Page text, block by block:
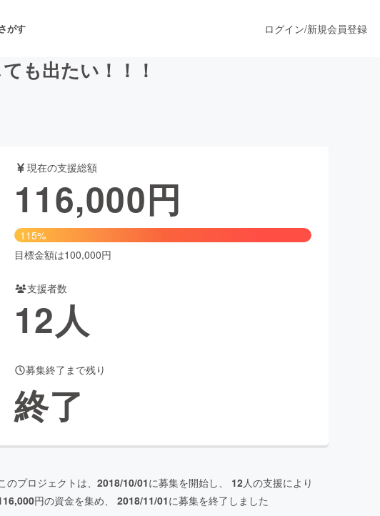
がす
ーマンス
ファッション
・ヘルスケア
ログイン/新規会員登録
も出たい！！！
現在の支援総額
116,000円
115%
目標金額は100,000円
支援者数
12人
募集終了まで残り
終了
のプロジェクトは、 2018/10/01に募集を開始し、 12人の支援により
円の資金を集め、 2018/11/01に募集を終了しました